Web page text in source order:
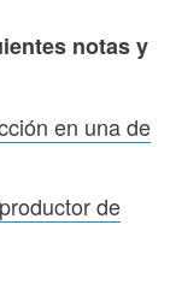
notas y
en una de
de